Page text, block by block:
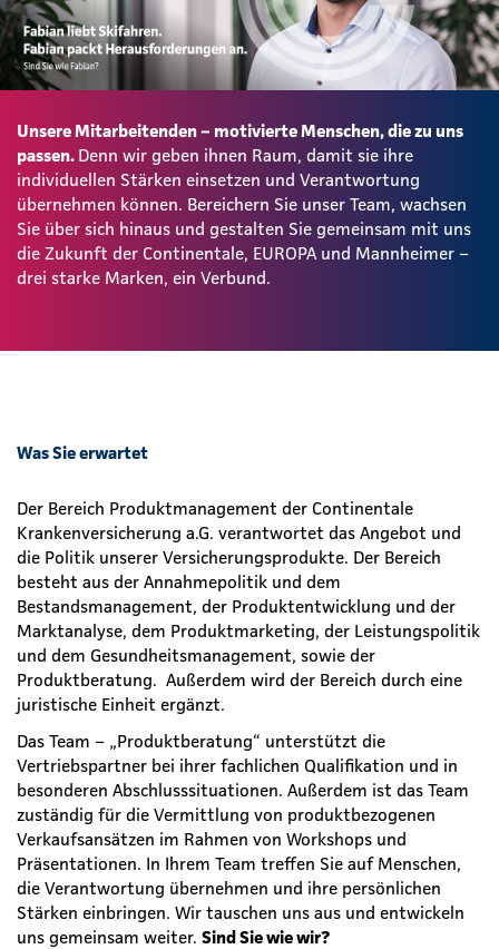
Unsere Mitarbeitenden – motivierte Menschen, die zu uns
passen. Denn wir geben ihnen Raum, damit sie ihre
individuellen Stärken einsetzen und Verantwortung
übernehmen können. Bereichern Sie unser Team, wachsen
Sie über sich hinaus und gestalten Sie gemeinsam mit uns
die Zukunft der Continentale, EUROPA und Mannheimer –
drei starke Marken, ein Verbund.
Was Sie erwartet
Der Bereich Produktmanagement der Continentale
Krankenversicherung a.G. verantwortet das Angebot und
die Politik unserer Versicherungsprodukte. Der Bereich
besteht aus der Annahmepolitik und dem
Bestandsmanagement, der Produktentwicklung und der
Marktanalyse, dem Produktmarketing, der Leistungspolitik
und dem Gesundheitsmanagement, sowie der
Produktberatung. Außerdem wird der Bereich durch eine
juristische Einheit ergänzt.
Das Team – „Produktberatung“ unterstützt die
Vertriebspartner bei ihrer fachlichen Qualifikation und in
besonderen Abschlusssituationen. Außerdem ist das Team
zuständig für die Vermittlung von produktbezogenen
Verkaufsansätzen im Rahmen von Workshops und
Präsentationen. In Ihrem Team treffen Sie auf Menschen,
die Verantwortung übernehmen und ihre persönlichen
Stärken einbringen. Wir tauschen uns aus und entwickeln
uns gemeinsam weiter. Sind Sie wie wir?